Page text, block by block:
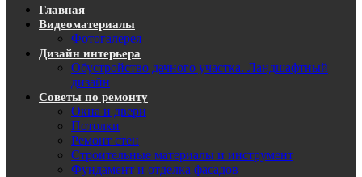
Главная
Видеоматериалы
Фотогалерея
Дизайн интерьера
Обустройство дачного участка. Ландшафтный
дизайн
Советы по ремонту
Окна и двери
Потолки
Ремонт стен
Строительные материалы и инструмент
Фундамент и отделка фасадов